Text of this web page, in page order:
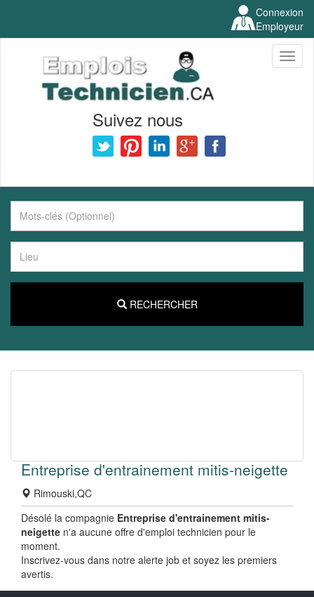
Connexion
Employeur
Suivez nous
RECHERCHER
Entreprise d'entrainement mitis-neigette
Rimouski,QC
Désolé la compagnie Entreprise d'entrainement mitis-
neigette n'a aucune offre d'emploi technicien pour le
moment.
Inscrivez-vous dans notre alerte job et soyez les premiers
avertis.